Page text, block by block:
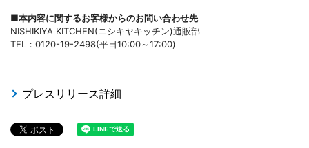
■本内容に関するお客様からのお問い合わせ先
NISHIKIYA KITCHEN(ニシキヤキッチン)通販部
TEL：0120-19-2498(平日10:00～17:00)
プレスリリース詳細